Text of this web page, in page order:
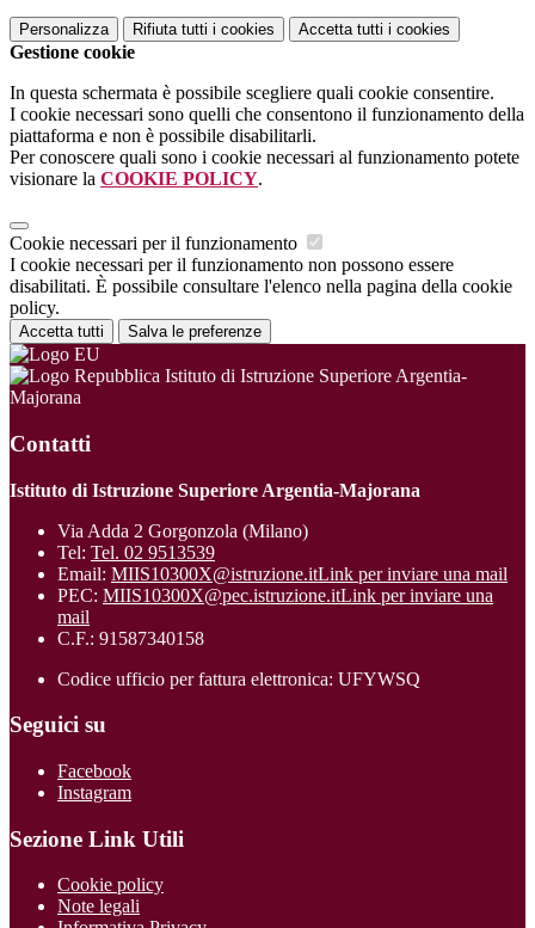
Personalizza Rifiuta tutti i cookies Accetta tutti i cookies
Gestione cookie
In questa schermata è possibile scegliere quali cookie consentire.
I cookie necessari sono quelli che consentono il funzionamento della
piattaforma e non è possibile disabilitarli.
Per conoscere quali sono i cookie necessari al funzionamento potete
visionare la COOKIE POLICY.
Cookie necessari per il funzionamento
I cookie necessari per il funzionamento non possono essere
disabilitati. È possibile consultare l'elenco nella pagina della cookie
policy.
Accetta tutti Salva le preferenze
Istituto di Istruzione Superiore Argentia-
Majorana
Contatti
Istituto di Istruzione Superiore Argentia-Majorana
Via Adda 2 Gorgonzola (Milano)
Tel: Tel. 02 9513539
Email: MIIS10300X@istruzione.itLink per inviare una mail
PEC: MIIS10300X@pec.istruzione.itLink per inviare una
mail
C.F.: 91587340158
Codice ufficio per fattura elettronica: UFYWSQ
Seguici su
Facebook
Instagram
Sezione Link Utili
Cookie policy
Note legali